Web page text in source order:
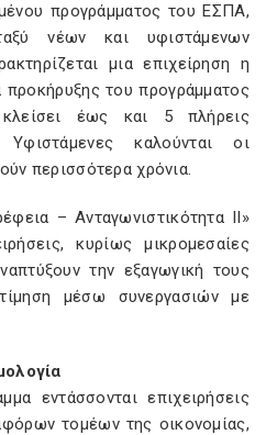
προγράμματος του ΕΣΠΑ,
νέων και υφιστάμενων
μια επιχείρηση η
προκήρυξης του προγράμματος
έως και 5 πλήρεις
Υφιστάμενες καλούνται οι
περισσότερα χρόνια.
– Ανταγωνιστικότητα ΙΙ»
κυρίως μικρομεσαίες
την εξαγωγική τους
μέσω συνεργασιών με
εντάσσονται επιχειρήσεις
τομέων της οικονομίας,